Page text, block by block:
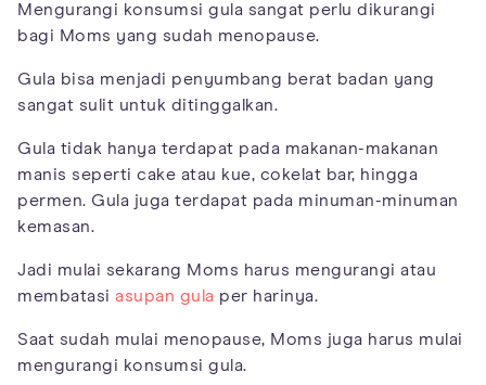
Mengurangi konsumsi gula sangat perlu dikurangi
bagi Moms yang sudah menopause.
Gula bisa menjadi penyumbang berat badan yang
sangat sulit untuk ditinggalkan.
Gula tidak hanya terdapat pada makanan-makanan
manis seperti cake atau kue, cokelat bar, hingga
permen. Gula juga terdapat pada minuman-minuman
kemasan.
Jadi mulai sekarang Moms harus mengurangi atau
membatasi asupan gula per harinya.
Saat sudah mulai menopause, Moms juga harus mulai
mengurangi konsumsi gula.